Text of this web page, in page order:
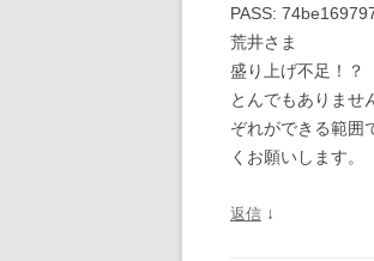
PASS:
荒井さま
盛り上げ不足！？
とんでもありませ
ぞれができる範囲
くお願いします。
返信 ↓